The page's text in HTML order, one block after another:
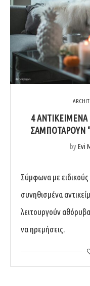
4 ΑΝΤΙΚΕΊΜΕΝΑ
ΣΑΜΠΟΤΆΡΟΥΝ
byEvi
Σύμφωνα με
συνηθισμένα
λειτουργούν
να ηρεμήσεις.